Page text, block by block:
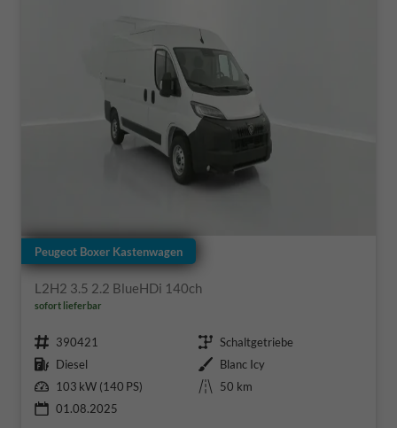
Peugeot Boxer Kastenwagen
L2H2 3.5 2.2 BlueHDi 140ch
sofort lieferbar
Fahrzeugnr. 390421 Getriebe Schaltgetriebe
Kraftstoff Diesel Außenfarbe Blanc Icy
Leistung 103 kW (140 PS) Kilometerstand
50 km
01.08.2025